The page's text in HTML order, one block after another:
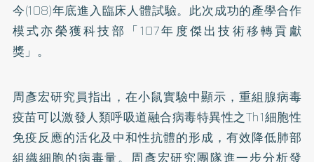
今(108)年底進入臨床人體試驗。此次成功的產學合作
模式亦榮獲科技部「107年度傑出技術移轉貢獻
獎」。
周彥宏研究員指出，在小鼠實驗中顯示，重組腺病毒
疫苗可以激發人類呼吸道融合病毒特異性之Th1細胞性
免疫反應的活化及中和性抗體的形成，有效降低肺部
組織細胞的病毒量。周彥宏研究團隊進一步分析發